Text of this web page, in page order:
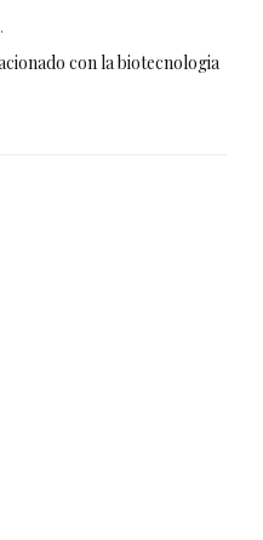
con la biotecnologia